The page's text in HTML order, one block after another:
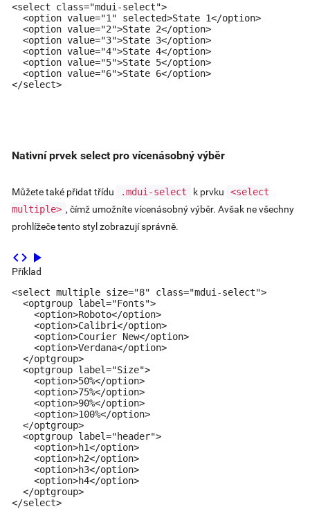
<select class="mdui-select">
  <option value="1" selected>State 1</option>
  <option value="2">State 2</option>
  <option value="3">State 3</option>
  <option value="4">State 4</option>
  <option value="5">State 5</option>
  <option value="6">State 6</option>
</select>
Nativní prvek select pro vícenásobný výběr
Můžete také přidat třídu .mdui-select k prvku
<select
multiple> , čímž umožníte vícenásobný výběr. Avšak ne všechny
prohlížeče tento styl zobrazují správně.
code play_arrow
Příklad
<select multiple size="8" class="mdui-select">
  <optgroup label="Fonts">
    <option>Roboto</option>
    <option>Calibri</option>
    <option>Courier New</option>
    <option>Verdana</option>
  </optgroup>
  <optgroup label="Size">
    <option>50%</option>
    <option>75%</option>
    <option>90%</option>
    <option>100%</option>
  </optgroup>
  <optgroup label="header">
    <option>h1</option>
    <option>h2</option>
    <option>h3</option>
    <option>h4</option>
  </optgroup>
</select>